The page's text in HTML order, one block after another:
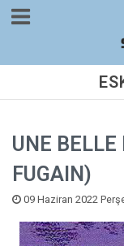
UNE
FUGAIN)
09 Haziran 2022